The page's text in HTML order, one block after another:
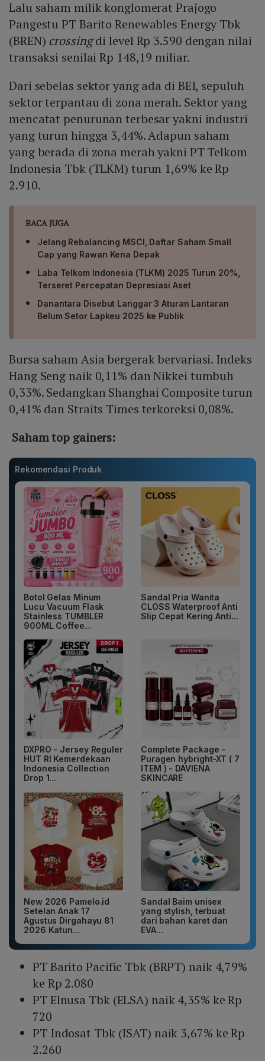
(MINA) turun 7,53% ke Rp 344.
Lalu saham milik konglomerat Prajogo
Pangestu PT Barito Renewables Energy Tbk
(BREN) crossingdi level Rp 3.590 dengan nilai
transaksi senilai Rp 148,19 miliar.
Dari sebelas sektor yang ada di BEI, sepuluh
sektor terpantau di zona merah. Sektor yang
mencatat penurunan terbesar yakni industri
yang turun hingga 3,44%. Adapun saham
yang berada di zona merah yakni PT Telkom
Indonesia Tbk (TLKM) turun 1,69% ke Rp
2.910.
BACA JUGA
Jelang Rebalancing MSCI, Daftar Saham Small
Cap yang Rawan Kena Depak
Laba Telkom Indonesia (TLKM) 2025 Turun 20%,
Terseret Percepatan Depresiasi Aset
Danantara Disebut Langgar 3 Aturan Lantaran
Belum Setor Lapkeu 2025 ke Publik
Bursa saham Asia bergerak bervariasi. Indeks
Hang Seng naik 0,11% dan Nikkei tumbuh
0,33%. Sedangkan Shanghai Composite turun
0,41% dan Straits Times terkoreksi 0,08%.
Saham top gainers:
Rekomendasi Produk
Botol Gelas Minum
Lucu Vacuum Flask
Stainless TUMBLER
900ML Coffee...
Sandal Pria Wanita
CLOSS Waterproof Anti
Slip Cepat Kering Anti...
DXPRO - Jersey Reguler
HUT RI Kemerdekaan
Indonesia Collection
Drop 1...
Complete Package -
Puragen hybright-XT ( 7
ITEM ) - DAVIENA
SKINCARE
New 2026 Pamelo.id
Setelan Anak 17
Agustus Dirgahayu 81
2026 Katun...
Sandal Baim unisex
yang stylish, terbuat
dari bahan karet dan
EVA...
PT Barito Pacific Tbk (BRPT) naik 4,79%
ke Rp 2.080
PT Elnusa Tbk (ELSA) naik 4,35% ke Rp
720
PT Indosat Tbk (ISAT) naik 3,67% ke Rp
2.260